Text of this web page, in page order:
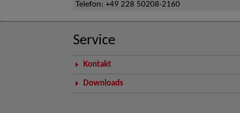
Telefon: +49 228 50208-2160
Service
Kontakt
Downloads